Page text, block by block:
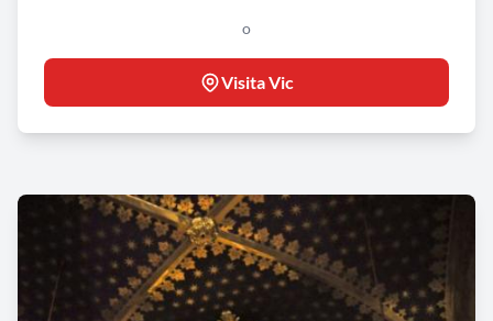
o
Visita Vic